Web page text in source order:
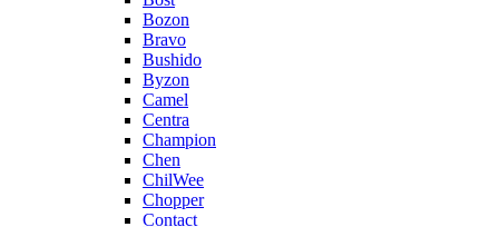
Bozon
Bravo
Bushido
Byzon
Camel
Centra
Champion
Chen
ChilWee
Chopper
Contact